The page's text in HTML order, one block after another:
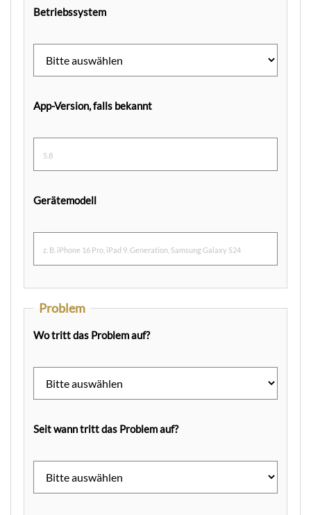
Betriebssystem
App-Version, falls bekannt
Gerätemodell
Problem
Wo tritt das Problem auf?
Seit wann tritt das Problem auf?